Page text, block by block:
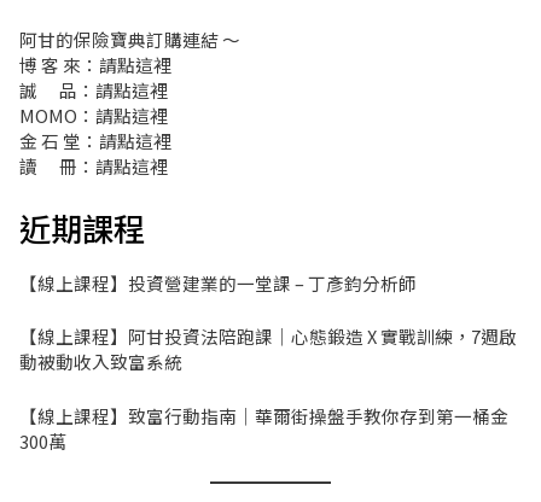
阿甘的保險寶典訂購連結 ～
博 客 來： 請點這裡
誠 品： 請點這裡
MOMO： 請點這裡
金 石 堂： 請點這裡
讀 冊： 請點這裡
近期課程
【線上課程】投資營建業的一堂課 – 丁彥鈞分析師
【線上課程】阿甘投資法陪跑課｜心態鍛造 X 實戰訓練，7週啟
動被動收入致富系統
【線上課程】致富行動指南｜華爾街操盤手教你存到第一桶金
300萬